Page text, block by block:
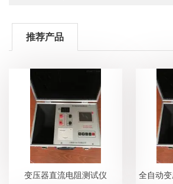
推荐产品
变压器直流电阻测试仪